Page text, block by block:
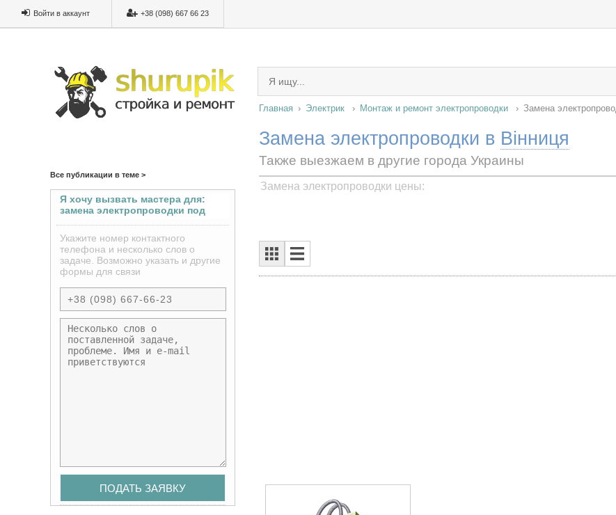
Войти в аккаунт +38 (098) 667 66 23
Главная Электрик Монтаж и ремонт электропроводки Замена
Замена электропроводки в Вінниця
Все публикации в теме >
Я хочу вызвать мастера для:
замена электропроводки под
Укажите номер контактного
телефона и несколько слов о
задаче. Возможно указать и другие
формы для связи
Также выезжаем в другие города Украины
Замена электропроводки цены: